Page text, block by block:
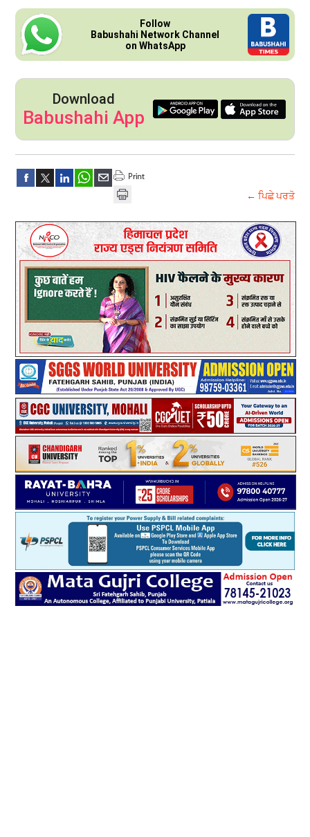
Follow
Babushahi Network Channel
on WhatsApp
Download
Babushahi App
← ਪਿਛੇ ਪਰਤੋ